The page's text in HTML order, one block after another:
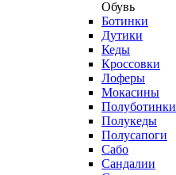
Обувь
Ботинки
Дутики
Кеды
Кроссовки
Лоферы
Мокасины
Полуботинки
Полукеды
Полусапоги
Сабо
Сандалии